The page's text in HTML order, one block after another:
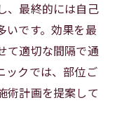
、最終的には自己
いです。効果を最
て適切な間隔で通
ックでは、部位ご
術計画を提案して